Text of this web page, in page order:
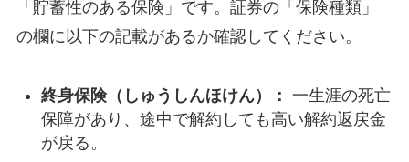
「貯蓄性のある保険」です。証券の「保険種類」
の欄に以下の記載があるか確認してください。
終身保険（しゅうしんほけん）： 一生涯の死亡
保障があり、途中で解約しても高い解約返戻金
が戻る。